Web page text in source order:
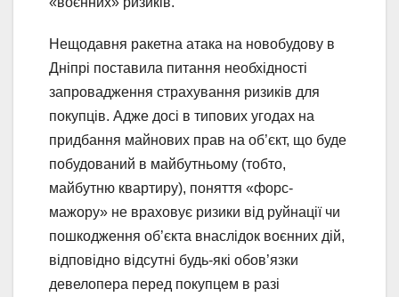
Нещодавня ракетна атака на новобудову в
Дніпрі поставила питання необхідності
запровадження страхування ризиків для
покупців. Адже досі в типових угодах на
придбання майнових прав на об’єкт, що буде
побудований в майбутньому (тобто,
майбутню квартиру), поняття «форс-
мажору» не враховує ризики від руйнації чи
пошкодження об’єкта внаслідок воєнних дій,
відповідно відсутні будь-які обов’язки
девелопера перед покупцем в разі